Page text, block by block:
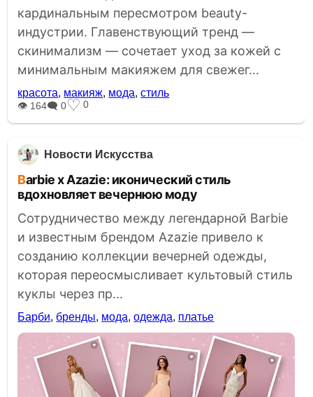
кардинальным пересмотром beauty-
индустрии. Главенствующий тренд —
скинимализм — сочетает уход за кожей с
минимальным макияжем для свежег...
красота, макияж, мода,стиль
👁 164🗨 0♡ 0
Новости Искусства
Barbie x Azazie: иконический стиль
вдохновляет вечернюю моду
Сотрудничество между легендарной Barbie
и известным брендом Azazie привело к
созданию коллекции вечерней одежды,
которая переосмысливает культовый стиль
куклы через пр...
Барби, бренды, мода,одежда, платье